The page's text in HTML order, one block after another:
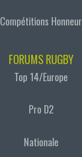
Compétitions Honneur
FORUMS RUGBY
Top 14/Europe
Pro D2
Nationale